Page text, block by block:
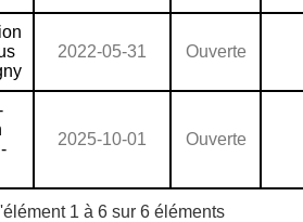
2022-05-31 Ouverte
2025-10-01 Ouverte
1 à 6 sur 6 éléments